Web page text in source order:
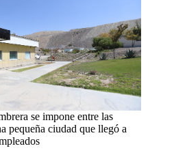
se impone entre las
pequeña ciudad que llegó a